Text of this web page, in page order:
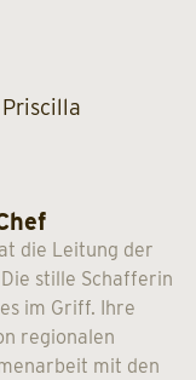
die Leitung der
stille Schafferin
im Griff. Ihre
regionalen
mit den